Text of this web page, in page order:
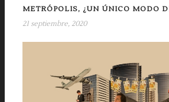
METRÓPOLIS, ¿UN ÚNICO MODO
21 septiembre, 2020